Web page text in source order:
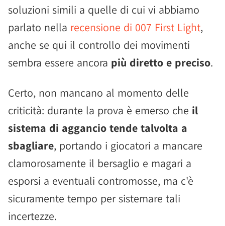
soluzioni simili a quelle di cui vi abbiamo
parlato nella recensione di 007 First Light,
anche se qui il controllo dei movimenti
sembra essere ancora più diretto e preciso.
Certo, non mancano al momento delle
criticità: durante la prova è emerso che il
sistema di aggancio tende talvolta a
sbagliare, portando i giocatori a mancare
clamorosamente il bersaglio e magari a
esporsi a eventuali contromosse, ma c'è
sicuramente tempo per sistemare tali
incertezze.